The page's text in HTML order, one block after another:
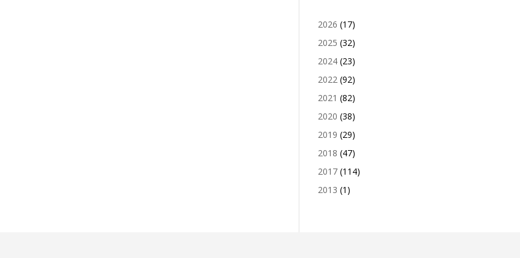
2026 (17)
2025 (32)
2024 (23)
2022 (92)
2021 (82)
2020 (38)
2019 (29)
2018 (47)
2017 (114)
2013 (1)